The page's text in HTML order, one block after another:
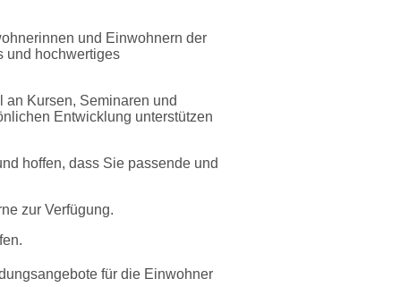
und Einwohnern der
und hochwertiges
Kursen, Seminaren und
Entwicklung unterstützen
hoffen, dass Sie passende und
zur Verfügung.
für die Einwohner